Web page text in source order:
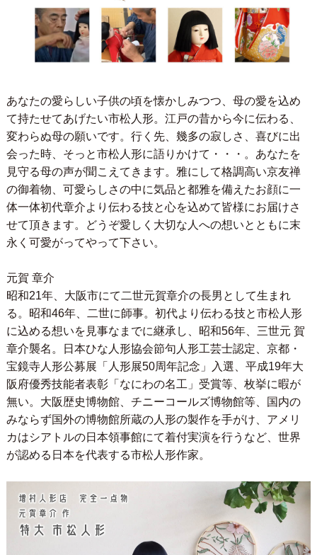
あなたの愛らしい子供の頃を懐かしみつつ、母の愛を込め
て持たせてあげたい市松人形。江戸の昔から今に伝わる、
変わらぬ母の願いです。行く先、幾多の寂しさ、喜びに出
会った時、そっと市松人形に語りかけて・・・。あなたを
見守る母の声が聞こえてきます。雅にして格調高い京友禅
の御着物、可愛らしさの中に気品と都雅を備えたお顔に一
体一体初代章介より伝わる技と心を込めて皆様にお届けさ
せて頂きます。どうぞ愛しく大切な人への想いとともに末
永く可愛がってやって下さい。
元賀 章介
昭和21年、大阪市にて二世元賀章介の長男として生まれ
る。昭和46年、二世に師事。初代より伝わる技と市松人形
に込める想いを見事なまでに継承し、昭和56年、三世元 賀
章介襲名。日本ひな人形協会節句人形工芸士認定、京都・
宝鏡寺人形公募展「人形展50周年記念」入選、平成19年大
阪府優秀技能者表彰「なにわの名工」受賞等、枚挙に暇が
無い。大阪歴史博物館、チニーコールズ博物館等、国内の
みならず国外の博物館所蔵の人形の製作を手がけ、アメリ
カはシアトルの日本領事館にて着付実演を行うなど、世界
が認める日本を代表する市松人形作家。